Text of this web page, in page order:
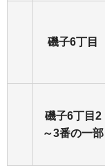
磯子6丁目
磯子6丁目2
～3番の一部